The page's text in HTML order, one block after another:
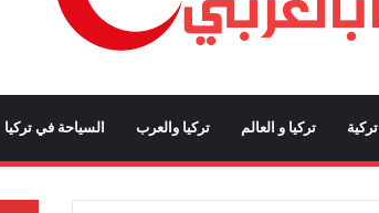
تركيا و العالم تركيا والعرب السياحة في تركيا